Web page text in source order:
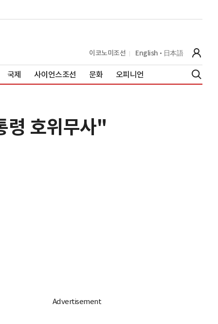
이코노미조선 English 日本語
국제 사이언스조선 문화 오피니언
령 호위무사"